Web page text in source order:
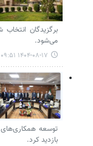
برگزیدگان
می‌شود.
۱۴۰۴-۰۸-۱۷ ۰۹:۵۱
توسعه همکاری‌های
بازدید کرد.